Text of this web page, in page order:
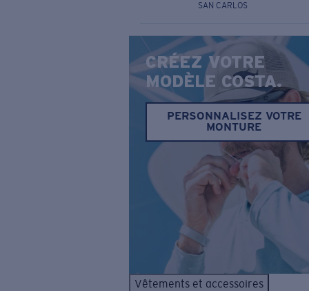
SAN CARLOS
CRÉEZ VOTRE
MODÈLE COSTA.
PERSONNALISEZ VOTRE
MONTURE
Vêtements et accessoires